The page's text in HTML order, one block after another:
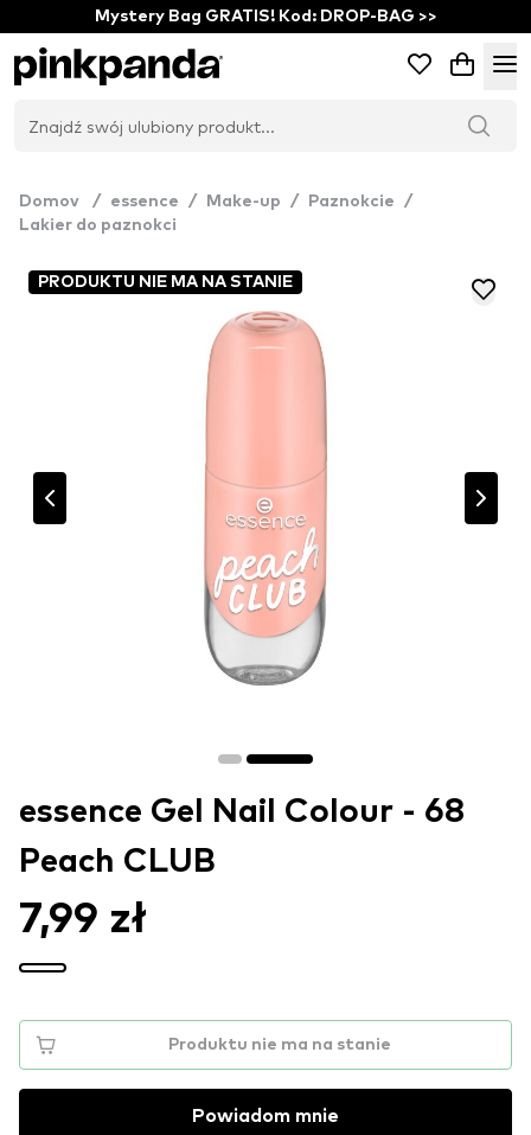
Mystery Bag GRATIS! Kod: DROP-BAG >>
Domov / essence / Make-up / Paznokcie
/
Lakier do paznokci
PRODUKTU NIE MA NA STANIE
essence Gel Nail Colour - 68
Peach CLUB
7,99 zł
Produktu nie ma na stanie
Powiadom mnie